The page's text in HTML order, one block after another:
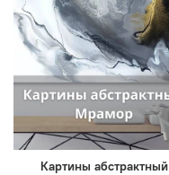
Картины абстрактный